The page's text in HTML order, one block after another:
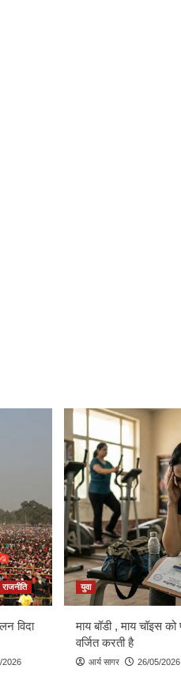
राजनीति
विदा
2026
युवा
माय बॉडी , माय चॉइस को
वर्जित करती है
आर्य सागर 26/05/2026